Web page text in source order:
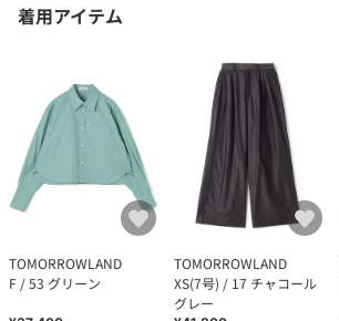
着用アイテム
TOMORROWLAND
F / 53 グリーン
TOMORROWLAND
XS(7号) / 17 チャコール
グレー